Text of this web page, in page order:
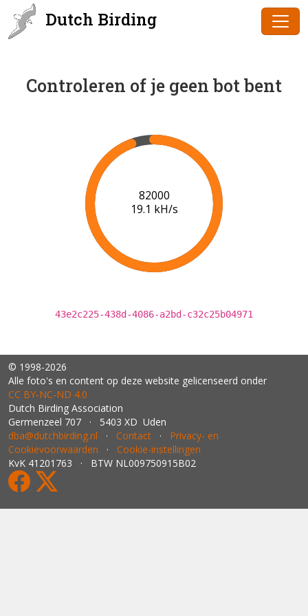
Dutch Birding
Controleren of je geen bot bent
84000
19.2 kH/s
43e2c225-438d-4086-a2bd-c32c25b04971
© 1998-2026
Alle foto's en content op deze website gelicenseerd onder
CC BY‑NC‑ND 4.0
Dutch Birding Association
Germenzeel 707 · 5403 XD Uden
dba@dutchbirding.nl · Contact · Privacy- en
Cookievoorwaarden · Cookie-instellingen
KvK 41201763 · BTW NL009750915B02